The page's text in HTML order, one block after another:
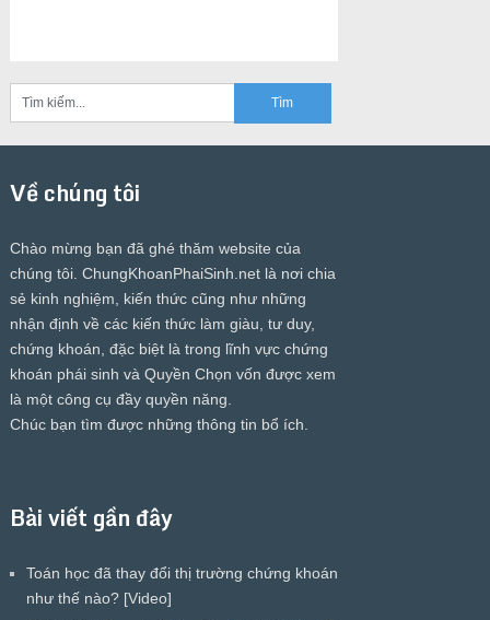
Về chúng tôi
Chào mừng bạn đã ghé thăm website của
chúng tôi. ChungKhoanPhaiSinh.netlà nơi chia
sẻ kinh nghiệm, kiến thức cũng như những
nhận định về các kiến thức làm giàu, tư duy,
chứng khoán, đặc biệt là trong lĩnh vực chứng
khoán phái sinh và Quyền Chọn vốn được xem
là một công cụ đầy quyền năng.
Chúc bạn tìm được những thông tin bổ ích.
Bài viết gần đây
Toán học đã thay đổi thị trường chứng khoán
như thế nào? [Video]